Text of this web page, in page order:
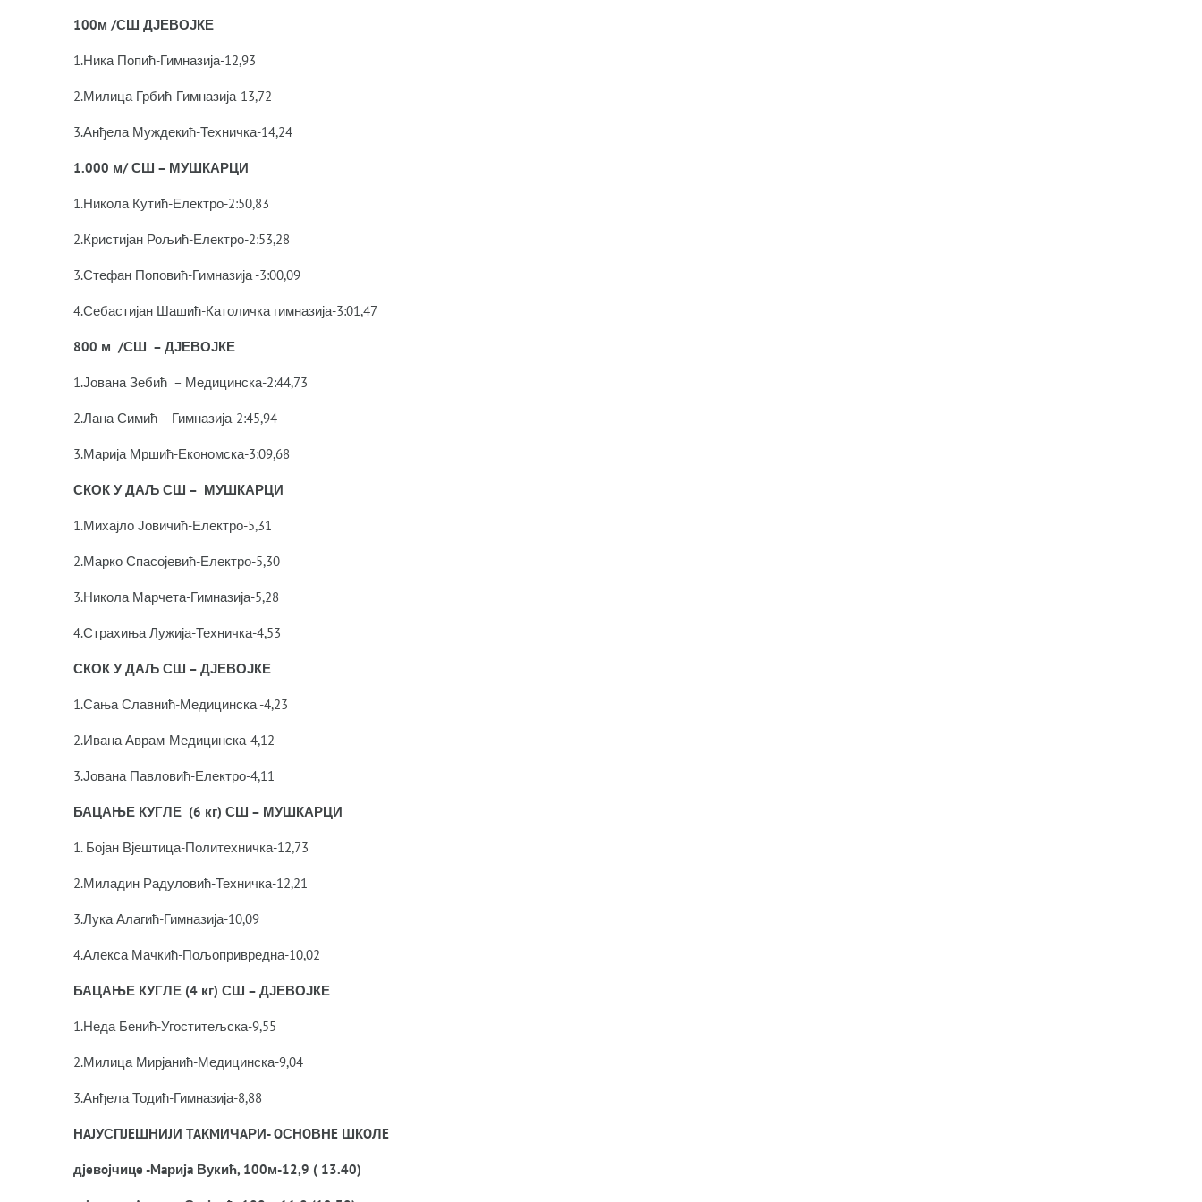
100м /СШ ДЈЕВОЈКЕ
1.Ника Попић-Гимназија-12,93
2.Милица Грбић-Гимназија-13,72
3.Анђела Муждекић-Техничка-14,24
1.000 м/ СШ – МУШКАРЦИ
1.Никола Кутић-Електро-2:50,83
2.Кристијан Рољић-Електро-2:53,28
3.Стефан Поповић-Гимназија -3:00,09
4.Себастијан Шашић-Католичка гимназија-3:01,47
800 м /СШ – ДЈЕВОЈКЕ
1.Јована Зебић – Медицинска-2:44,73
2.Лана Симић – Гимназија-2:45,94
3.Марија Мршић-Економска-3:09,68
СКОК У ДАЉ СШ – МУШКАРЦИ
1.Михајло Јовичић-Електро-5,31
2.Марко Спасојевић-Електро-5,30
3.Никола Марчета-Гимназија-5,28
4.Страхиња Лужија-Техничка-4,53
СКОК У ДАЉ СШ – ДЈЕВОЈКЕ
1.Сања Славнић-Медицинска -4,23
2.Ивана Аврам-Медицинска-4,12
3.Јована Павловић-Електро-4,11
БАЦАЊЕ КУГЛЕ (6 кг) СШ – МУШКАРЦИ
1. Бојан Вјештица-Политехничка-12,73
2.Миладин Радуловић-Техничка-12,21
3.Лука Алагић-Гимназија-10,09
4.Алекса Мачкић-Пољопривредна-10,02
БАЦАЊЕ КУГЛЕ (4 кг) СШ – ДЈЕВОЈКЕ
1.Неда Бенић-Угоститељска-9,55
2.Милица Мирјанић-Медицинска-9,04
3.Анђела Тодић-Гимназија-8,88
НAJУСПJEШНИJИ TAКMИЧAРИ- OСНOВНE ШКOЛE
дjeвojчицe -Maриja Вукић, 100м-12,9 ( 13.40)